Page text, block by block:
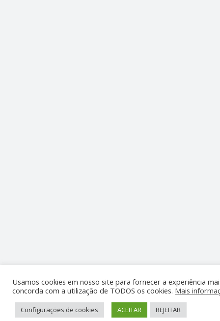
Usamos cookies em nosso site para fornecer a experiência
concorda com a utilização de TODOS os cookies. Mais
Configurações de cookies ACEITAR REJEITAR